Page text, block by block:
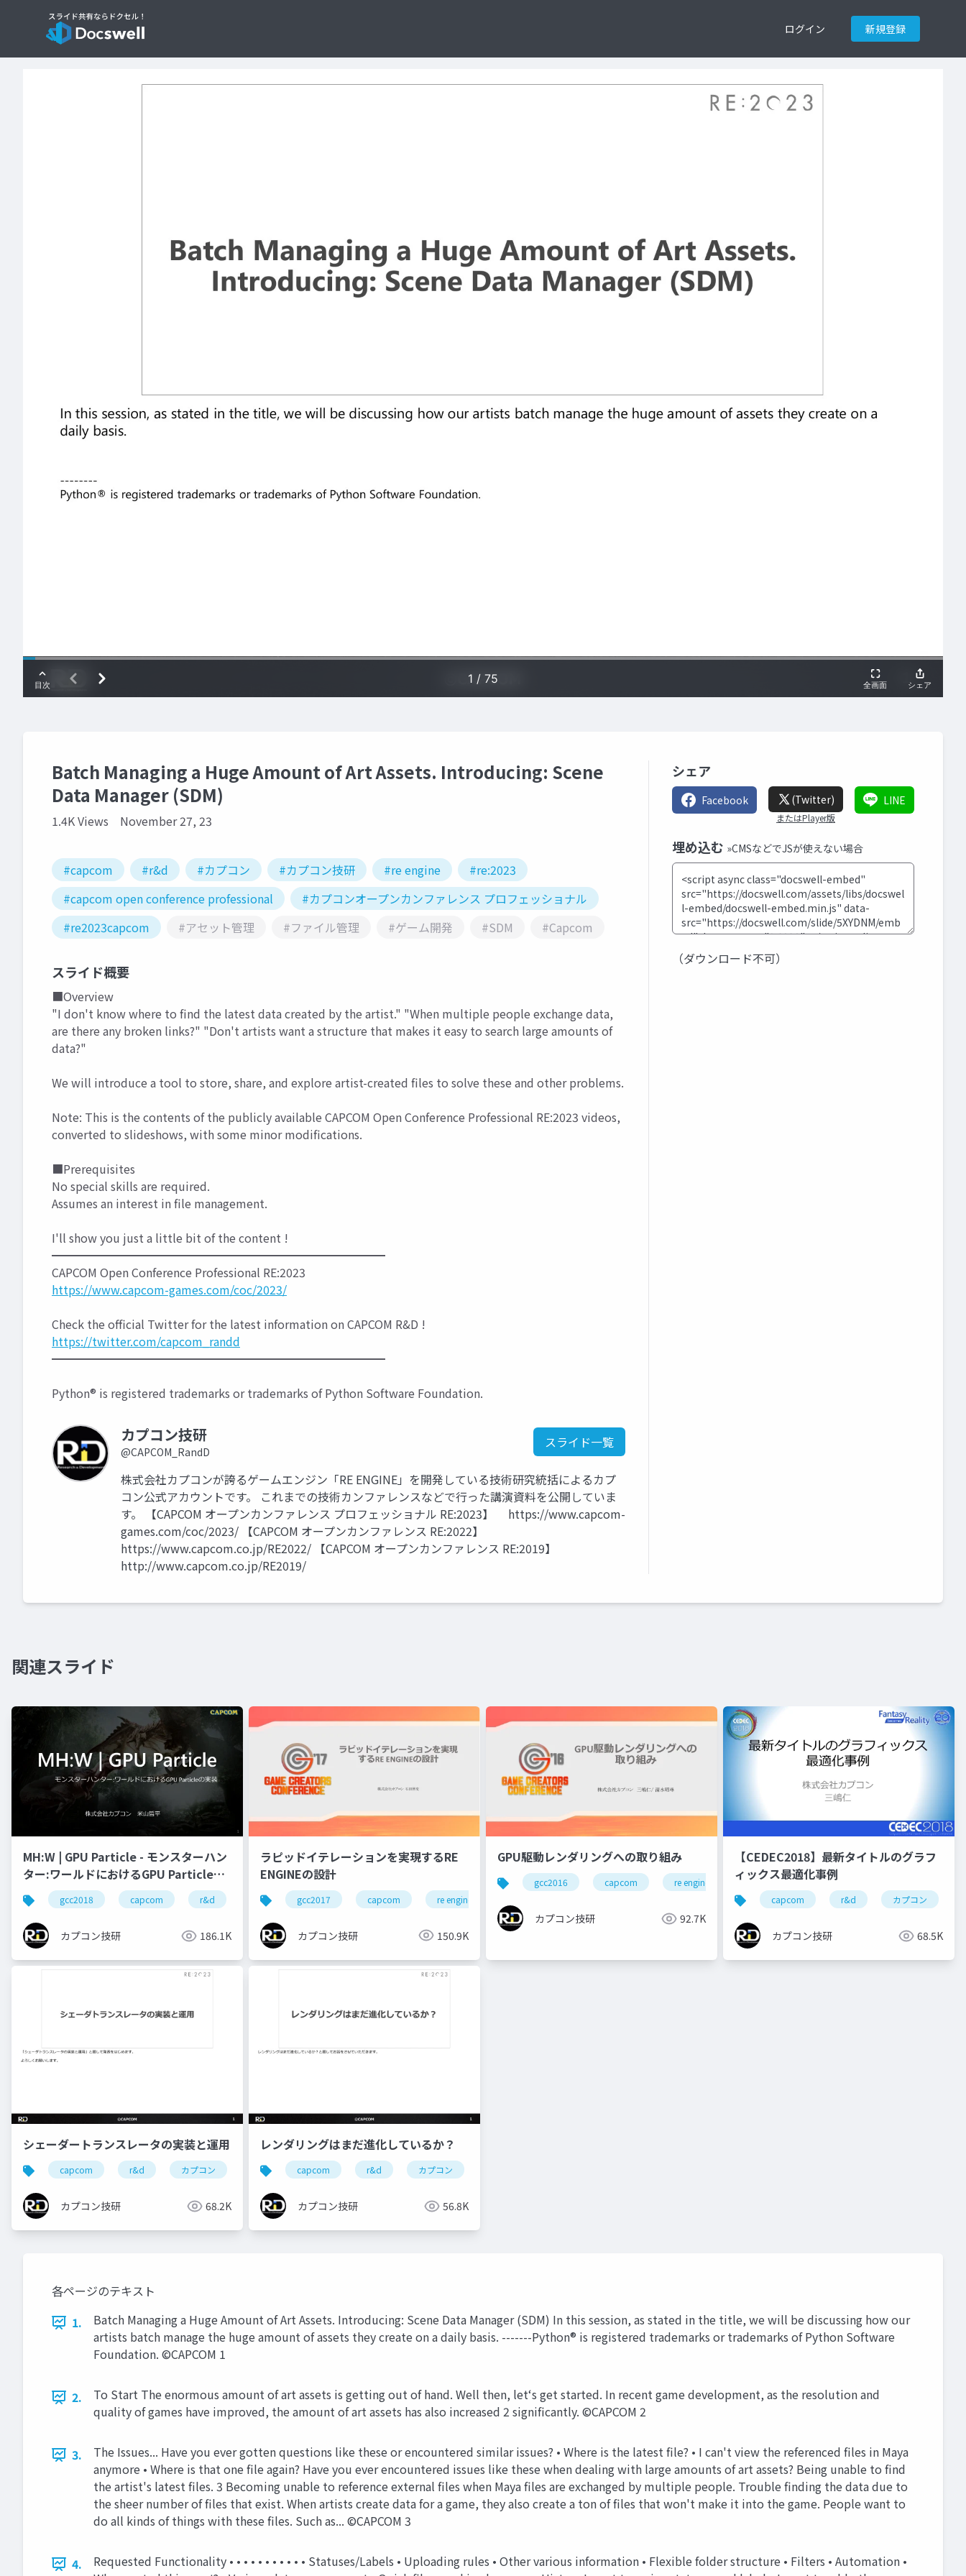
ログイン 新規登録
Batch Managing a Huge Amount of Art Assets. Introducing: Scene
Data Manager (SDM)
1.4K Views November 27, 23
#capcom #r&d #カプコン #カプコン技研 #re engine
#re:2023
#capcom open conference professional
#カプコンオープンカンファレンス プロフェッショナル
#re2023capcom
#アセット管理 #ファイル管理 #ゲーム開発 #SDM #Capcom
スライド概要
■Overview
"I don't know where to find the latest data created by the artist." "When multiple people exchange data,
are there any broken links?" "Don't artists want a structure that makes it easy to search large amounts of
data?"
We will introduce a tool to store, share, and explore artist-created files to solve these and other problems.
Note: This is the contents of the publicly available CAPCOM Open Conference Professional RE:2023 videos,
converted to slideshows, with some minor modifications.
■Prerequisites
No special skills are required.
Assumes an interest in file management.
I'll show you just a little bit of the content !
━━━━━━━━━━━━━━━━━━━━━━━━━━━━━
CAPCOM Open Conference Professional RE:2023
https://www.capcom-games.com/coc/2023/
Check the official Twitter for the latest information on CAPCOM R&D !
https://twitter.com/capcom_randd
━━━━━━━━━━━━━━━━━━━━━━━━━━━━━
Python® is registered trademarks or trademarks of Python Software Foundation.
カプコン技研
@CAPCOM_RandD
スライド一覧
株式会社カプコンが誇るゲームエンジン「RE ENGINE」を開発している技術研究統括によるカプ
コン公式アカウントです。 これまでの技術カンファレンスなどで行った講演資料を公開していま
す。 【CAPCOM オープンカンファレンス プロフェッショナル RE:2023】 https://www.capcom-
games.com/coc/2023/ 【CAPCOM オープンカンファレンス RE:2022】
https://www.capcom.co.jp/RE2022/ 【CAPCOM オープンカンファレンス RE:2019】
http://www.capcom.co.jp/RE2019/
シェア
Facebook (Twitter)
またはPlayer版
LINE
埋め込む »CMSなどでJSが使えない場合
（ダウンロード不可）
関連スライド
MH:W | GPU Particle - モンスターハン
ター:ワールドにおけるGPU Particleの
実装
gcc2018 capcom r&d カプコン カプコン技研
カプコン技研 186.1K
ラピッドイテレーションを実現するRE
ENGINEの設計
gcc2017 capcom re engine
カプコン技研 150.9K
GPU駆動レンダリングへの取り組み
gcc2016 capcom re engine r&d カプコン
カプコン技研 92.7K
【CEDEC2018】最新タイトルのグラフ
ィックス最適化事例
capcom r&d カプコン
カプコン技研 68.5K
シェーダートランスレータの実装と運用
capcom r&d カプコン カプコン技研 re engine re:2023
カプコン技研 68.2K
レンダリングはまだ進化しているか？
capcom r&d カプコン
カプコン技研 56.8K
各ページのテキスト
1.
Batch Managing a Huge Amount of Art Assets. Introducing: Scene Data Manager (SDM) In this session, as stated in the title, we will be discussing how our
artists batch manage the huge amount of assets they create on a daily basis. -------Python® is registered trademarks or trademarks of Python Software
Foundation. ©CAPCOM 1
2.
To Start The enormous amount of art assets is getting out of hand. Well then, let‘s get started. In recent game development, as the resolution and
quality of games have improved, the amount of art assets has also increased 2 significantly. ©CAPCOM 2
3.
The Issues... Have you ever gotten questions like these or encountered similar issues? • Where is the latest file? • I can't view the referenced files in Maya
anymore • Where is that one file again? Have you ever encountered issues like these when dealing with large amounts of art assets? Being unable to find
the artist's latest files. 3 Becoming unable to reference external files when Maya files are exchanged by multiple people. Trouble finding the data due to
the sheer number of files that exist. When artists create data for a game, they also create a ton of files that won't make it into the game. People want to
do all kinds of things with these files. Such as... ©CAPCOM 3
4.
Requested Functionality • • • • • • • • • • • Statuses/Labels • Uploading rules • Other various information • Flexible folder structure • Filters • Automation •